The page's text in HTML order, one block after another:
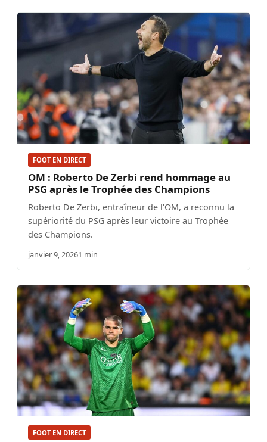
FOOT EN DIRECT
OM : Roberto De Zerbi rend hommage au
PSG après le Trophée des Champions
Roberto De Zerbi, entraîneur de l'OM, a reconnu la
supériorité du PSG après leur victoire au Trophée
des Champions.
janvier 9, 20261 min
FOOT EN DIRECT